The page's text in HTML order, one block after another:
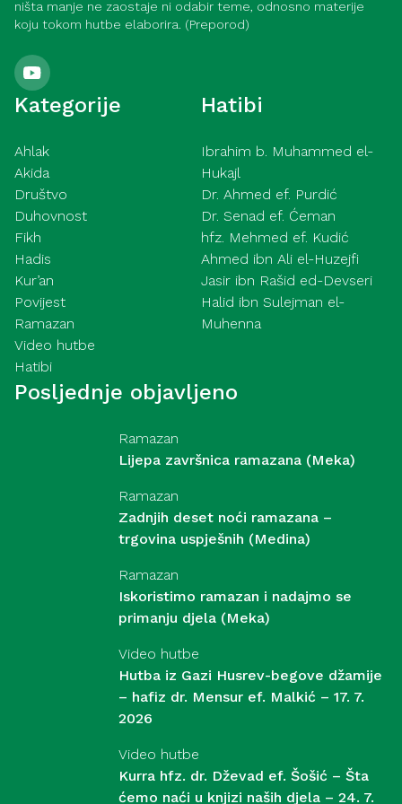
ništa manje ne zaostaje ni odabir teme, odnosno materije
koju tokom hutbe elaborira. (Preporod)
Kategorije
Ahlak
Akida
Društvo
Duhovnost
Fikh
Hadis
Kur’an
Povijest
Ramazan
Video hutbe
Hatibi
Hatibi
Ibrahim b. Muhammed el-
Hukajl
Dr. Ahmed ef. Purdić
Dr. Senad ef. Ćeman
hfz. Mehmed ef. Kudić
Ahmed ibn Ali el-Huzejfi
Jasir ibn Rašid ed-Devseri
Halid ibn Sulejman el-
Muhenna
Posljednje objavljeno
Ramazan
Lijepa završnica ramazana (Meka)
Ramazan
Zadnjih deset noći ramazana –
trgovina uspješnih (Medina)
Ramazan
Iskoristimo ramazan i nadajmo se
primanju djela (Meka)
Video hutbe
Hutba iz Gazi Husrev-begove džamije
– hafiz dr. Mensur ef. Malkić – 17. 7.
2026
Video hutbe
Kurra hfz. dr. Dževad ef. Šošić – Šta
ćemo naći u knjizi naših djela – 24. 7.